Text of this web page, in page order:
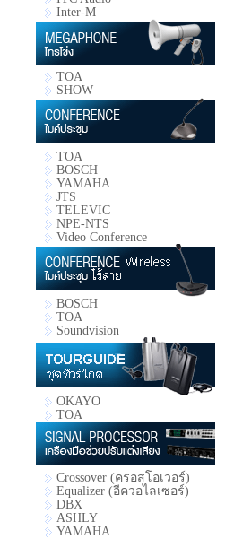
Inter-M
TOA
SHOW
TOA
BOSCH
YAMAHA
JTS
TELEVIC
NPE-NTS
Video Conference
BOSCH
TOA
Soundvision
OKAYO
TOA
Crossover (ครอสโอเวอร์)
Equalizer (อีควอไลเซอร์)
DBX
ASHLY
YAMAHA